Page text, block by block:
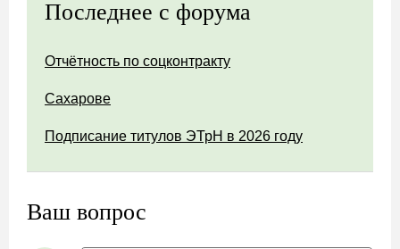
Последнее с форума
Отчётность по соцконтракту
Сахарове
Подписание титулов ЭТрН в 2026 году
Ваш вопрос